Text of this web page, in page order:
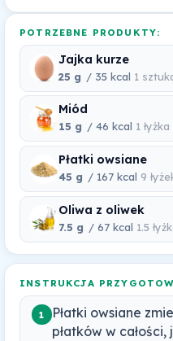
POTRZEBNE PRODUKTY:
Jajka kurze
25 g / 35 kcal 1
Miód
15 g / 46 kcal 1 łyżka
Płatki owsiane
45 g / 167 kcal 9
Oliwa z oliwek
7.5 g / 67 kcal 1.5
INSTRUKCJA
1
Płatki owsiane
płatków w